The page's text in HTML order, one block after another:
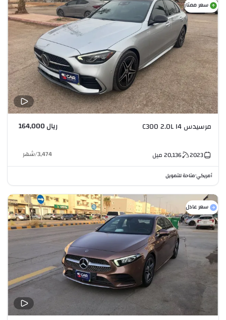
سعر ممتاز
مرسيدس C300 2.0L I4 ريال 164,000
2023
20,136 ميل 3,474
/شهر
أمريكي•متاحة للتمويل
سعر عادل